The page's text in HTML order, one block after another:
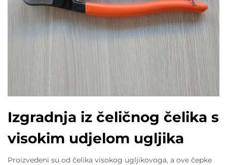
Izgradnja iz čeličnog čelika s
visokim udjelom ugljika
Proizvedeni su od čelika visokog ugljikovoga, a ove čepke